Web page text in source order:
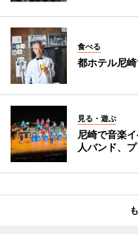
食べる
都ホテル尼
見る・遊ぶ
尼崎で音楽
人バンド、